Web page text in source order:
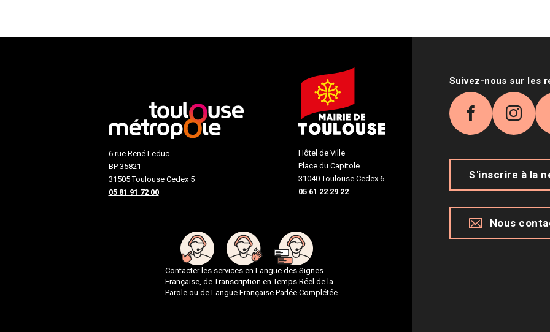
6 rue René Leduc
BP 35821
31505 Toulouse Cedex 5
05 81 91 72 00
Hôtel de Ville
Place du Capitole
31040 Toulouse Cedex 6
05 61 22 29 22
Contacter les services en Langue des Signes
Française, de Transcription en Temps Réel de la
Parole ou de Langue Française Parlée Complétée.
Suivez-nous sur les
Facebook
S'inscrire à la
Nous